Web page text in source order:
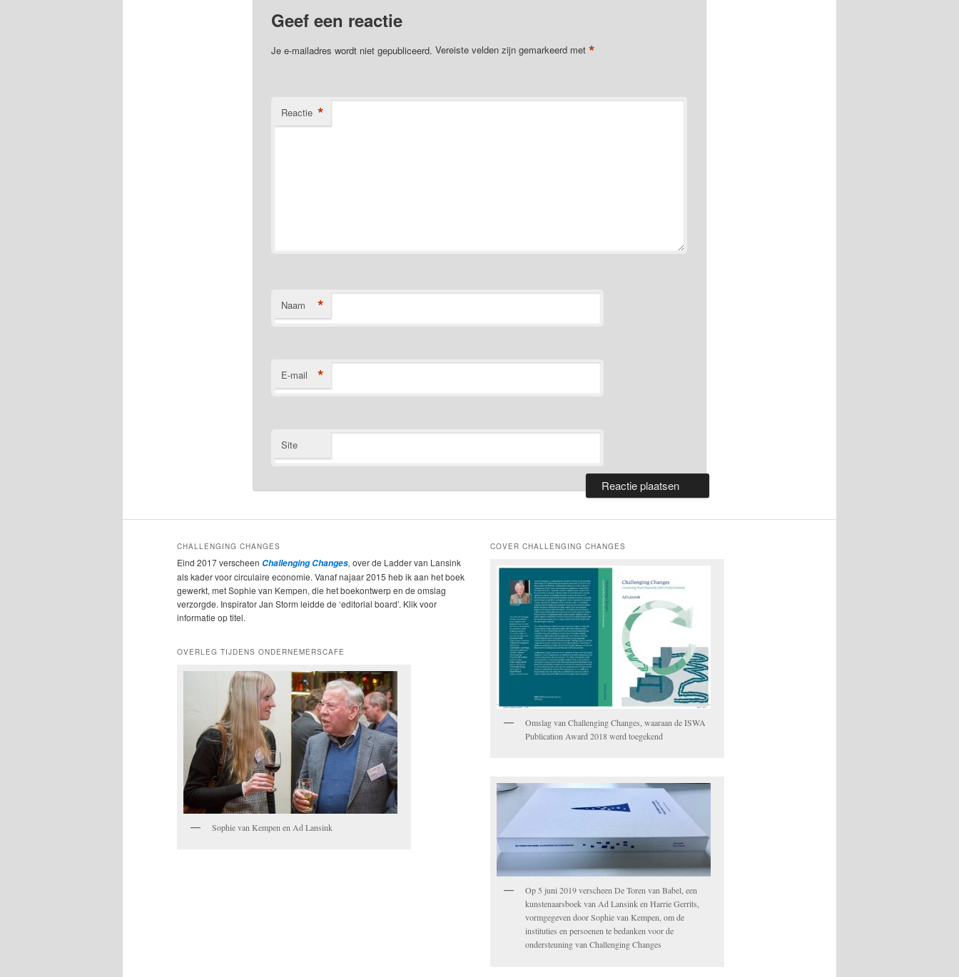
Geef een reactie
Je e-mailadres wordt niet gepubliceerd. Vereiste velden zijn gemarkeerd met *
Reactie *
Naam *
E-mail *
Site
CHALLENGING CHANGES
Eind 2017 verscheen Challenging Changes, over de Ladder van Lansink
als kader voor circulaire economie. Vanaf najaar 2015 heb ik aan het boek
gewerkt, met Sophie van Kempen, die het boekontwerp en de omslag
verzorgde. Inspirator Jan Storm leidde de ‘editorial board’. Klik voor
informatie op titel.
OVERLEG TIJDENS ONDERNEMERSCAFE
Sophie van Kempen en Ad Lansink
COVER CHALLENGING CHANGES
Omslag van Challenging Changes, waaraan de ISWA
Publication Award 2018 werd toegekend
Op 5 juni 2019 verscheen De Toren van Babel, een
kunstenaarsboek van Ad Lansink en Harrie Gerrits,
vormgegeven door Sophie van Kempen, om de
instituties en persoenen te bedanken voor de
ondersteuning van Challenging Changes